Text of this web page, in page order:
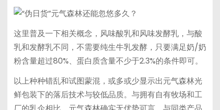
这里普及一下相关概念，风味酸乳和风味发酵乳，与酸
乳和发酵乳不同，不需要纯生牛乳发酵，只要满足奶/奶
粉含量超过80%、蛋白质含量不少于2.3%的条件即可。
以上种种错乱和试图蒙混，或多或少显示出元气森林光
鲜包装下的落后技术与较低品质。与拥有自有牧场和工